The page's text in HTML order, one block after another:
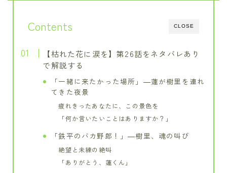
CLOSE
Contents
【枯れた花に涙を】第26話をネタバレあり
で解説する
「一緒に来たかった場所」―蓮が樹里を連れ
てきた夜景
疲れきったあなたに、この景色を
「何か言いたいことはありますか？」
「鉄平のバカ野郎！」―樹里、魂の叫び
絶望と未練の絶叫
「ありがとう、蓮くん」